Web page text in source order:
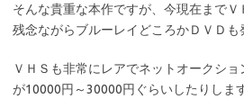
そんな貴重な本作ですが、今現在までＶ
残念ながらブルーレイどころかＤＶＤも
ＶＨＳも非常にレアでネットオークシ
が10000円～30000円ぐらいしたりします